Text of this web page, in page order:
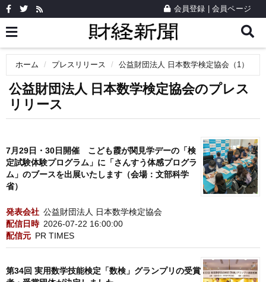
会員登録 会員ページ
ホーム プレスリリース 公益財団法人 日本数学検定協会（1）
公益財団法人 日本数学検定協会のプレス
リリース
7月29日・30日開催 こども霞が関見学デーの「検
定試験体験プログラム」に「さんすう体感プログラ
ム」のブースを出展いたします（会場：文部科学
省）
発表会社 公益財団法人 日本数学検定協会
配信日時 2026-07-22 16:00:00
配信元 PR TIMES
第34回 実用数学技能検定「数検」グランプリの受賞